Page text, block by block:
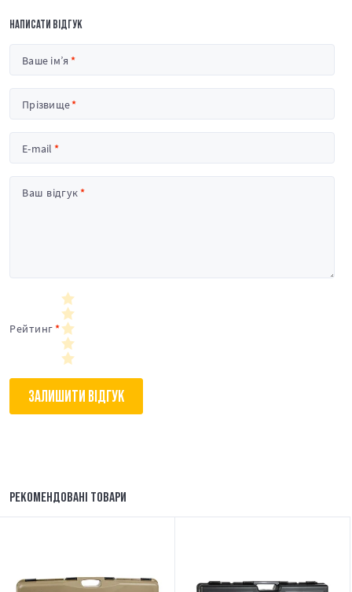
НАПИСАТИ ВІДГУК
Ваше ім’я
Прізвище
E-mail
Ваш відгук
Рейтинг
ЗАЛИШИТИ ВІДГУК
РЕКОМЕНДОВАНІ ТОВАРИ